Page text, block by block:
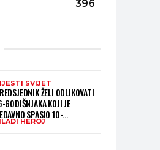
396
SVIJET
ŽELI ODLIKOVATI
GODIŠNJAKA KOJI JE
SPASIO 10-
DJEČAKA IZ
HEROJ